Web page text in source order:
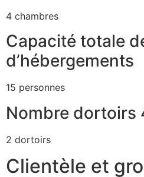
4 chambres
Capacité totale
d’hébergements
15 personnes
Nombre dortoirs
2 dortoirs
Clientèle et